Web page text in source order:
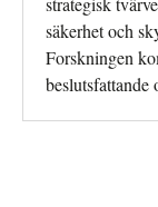
säkerhet och
Forskningen
beslutsfattande